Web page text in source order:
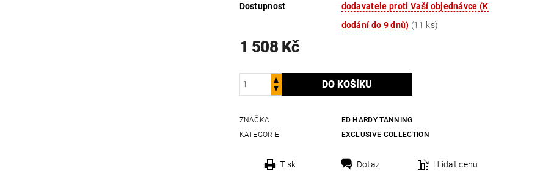
Dostupnost
dodavatele proti Vaší objednávce (K
dodání do 9 dnů) (11 ks)
1 508 Kč
ZNAČKA
ED HARDY TANNING
KATEGORIE
EXCLUSIVE COLLECTION
Tisk Dotaz Hlídat cenu